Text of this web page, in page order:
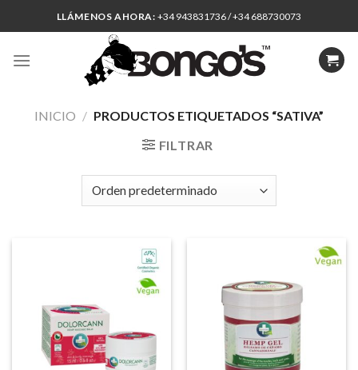
to
LLÁMENOS AHORA:+34 943831736 / +34 688730073
INICIO / PRODUCTOS ETIQUETADOS “SATIVA”
FILTRAR